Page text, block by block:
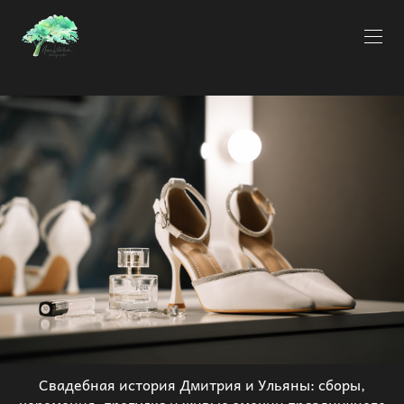
Свадебная история Дмитрия и Ульяны: сборы,